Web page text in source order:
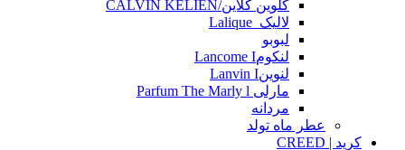
کلوین کلاین/CALVIN KELIEN
لالیک_Lalique
لبوبو
لنکومLancome I
لنوینLanvin I
مارلی Parfum The Marly l
مردانه
عطر ماه تولد
کرید | CREED